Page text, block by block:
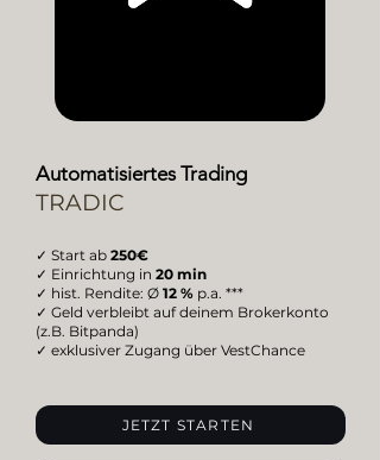
Automatisiertes Trading
TRADIC
✓ Start ab 250€
✓ Einrichtung in 20 min
✓ hist. Rendite: Ø 12 % p.a. ***
✓ Geld verbleibt auf deinem Brokerkonto
(z.B. Bitpanda)
✓ exklusiver Zugang über VestChance
JETZT STARTEN